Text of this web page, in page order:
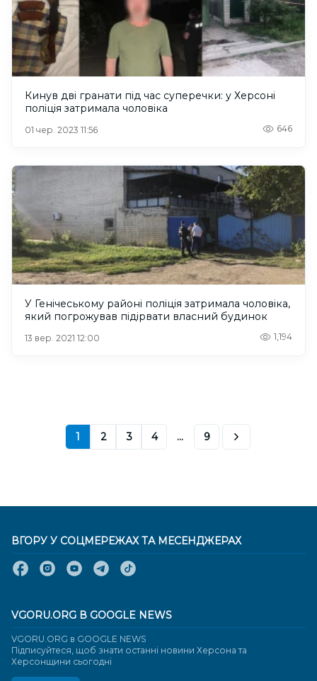
Кинув дві гранати під час суперечки: у Херсоні
поліція затримала чоловіка
01 чер. 2023 11:56 646
У Генічеському районі поліція затримала чоловіка,
який погрожував підірвати власний будинок
13 вер. 2021 12:00 1,194
1 2 3 4 ... 9
ВГОРУ У СОЦМЕРЕЖАХ ТА МЕСЕНДЖЕРАХ
VGORU.ORG В GOOGLE NEWS
VGORU.ORG в GOOGLE NEWS
Підписуйтеся, щоб знати останні новини Херсона та
Херсонщини сьогодні